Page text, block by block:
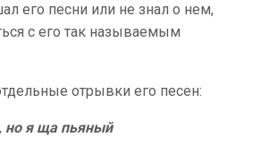
его песни или не знал о нем,
с его так называемым
отрывки его песен:
но я ща пьяный